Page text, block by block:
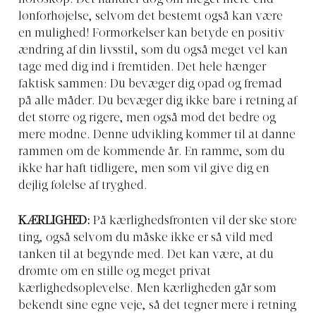
lønforhøjelse, selvom det bestemt også kan være
en mulighed! Formørkelser kan betyde en positiv
ændring af din livsstil, som du også meget vel kan
tage med dig ind i fremtiden. Det hele hænger
faktisk sammen: Du bevæger dig opad og fremad
på alle måder. Du bevæger dig ikke bare i retning af
det større og rigere, men også mod det bedre og
mere modne. Denne udvikling kommer til at danne
rammen om de kommende år. En ramme, som du
ikke har haft tidligere, men som vil give dig en
dejlig følelse af tryghed.
KÆRLIGHED: På kærlighedsfronten vil der ske store
ting, også selvom du måske ikke er så vild med
tanken til at begynde med. Det kan være, at du
drømte om en stille og meget privat
kærlighedsoplevelse. Men kærligheden går som
bekendt sine egne veje, så det tegner mere i retning